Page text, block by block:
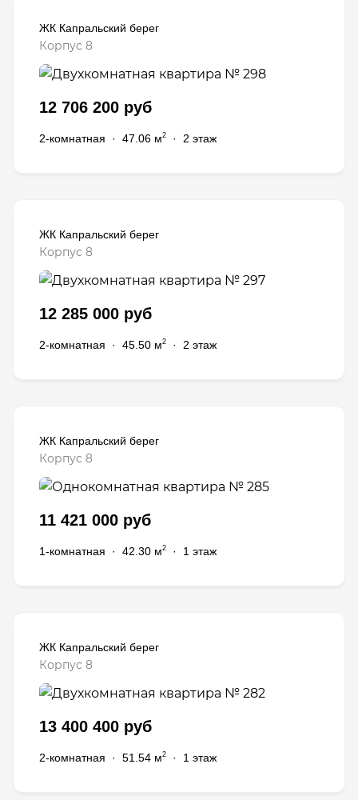
ЖК Капральский берег
Корпус 8
12 706 200 руб
2-комнатная · 47.06 м2 · 2 этаж
ЖК Капральский берег
Корпус 8
12 285 000 руб
2-комнатная · 45.50 м2 · 2 этаж
ЖК Капральский берег
Корпус 8
11 421 000 руб
1-комнатная · 42.30 м2 · 1 этаж
ЖК Капральский берег
Корпус 8
13 400 400 руб
2-комнатная · 51.54 м2 · 1 этаж